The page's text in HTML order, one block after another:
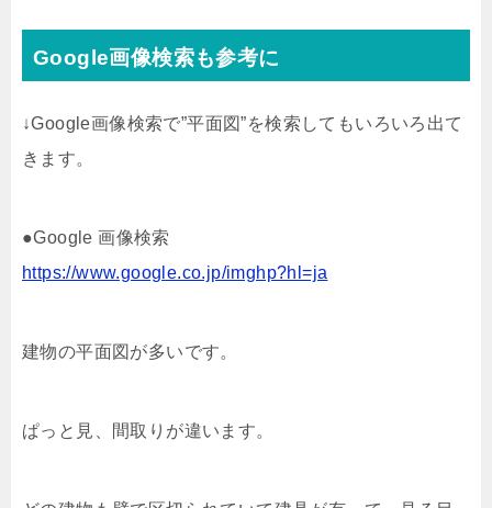
Google画像検索も参考に
↓Google画像検索で”平面図”を検索してもいろいろ出て
きます。
●Google 画像検索
https://www.google.co.jp/imghp?hl=ja
建物の平面図が多いです。
ぱっと見、間取りが違います。